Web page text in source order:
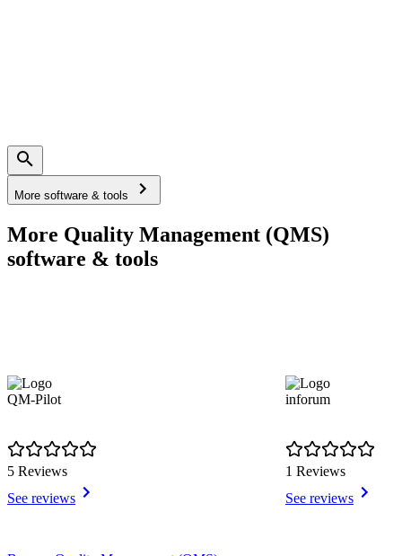
More software & tools
More Quality Management (QMS)
software & tools
QM-Pilot
5 Reviews
See reviews
inforum
1 Reviews
See reviews